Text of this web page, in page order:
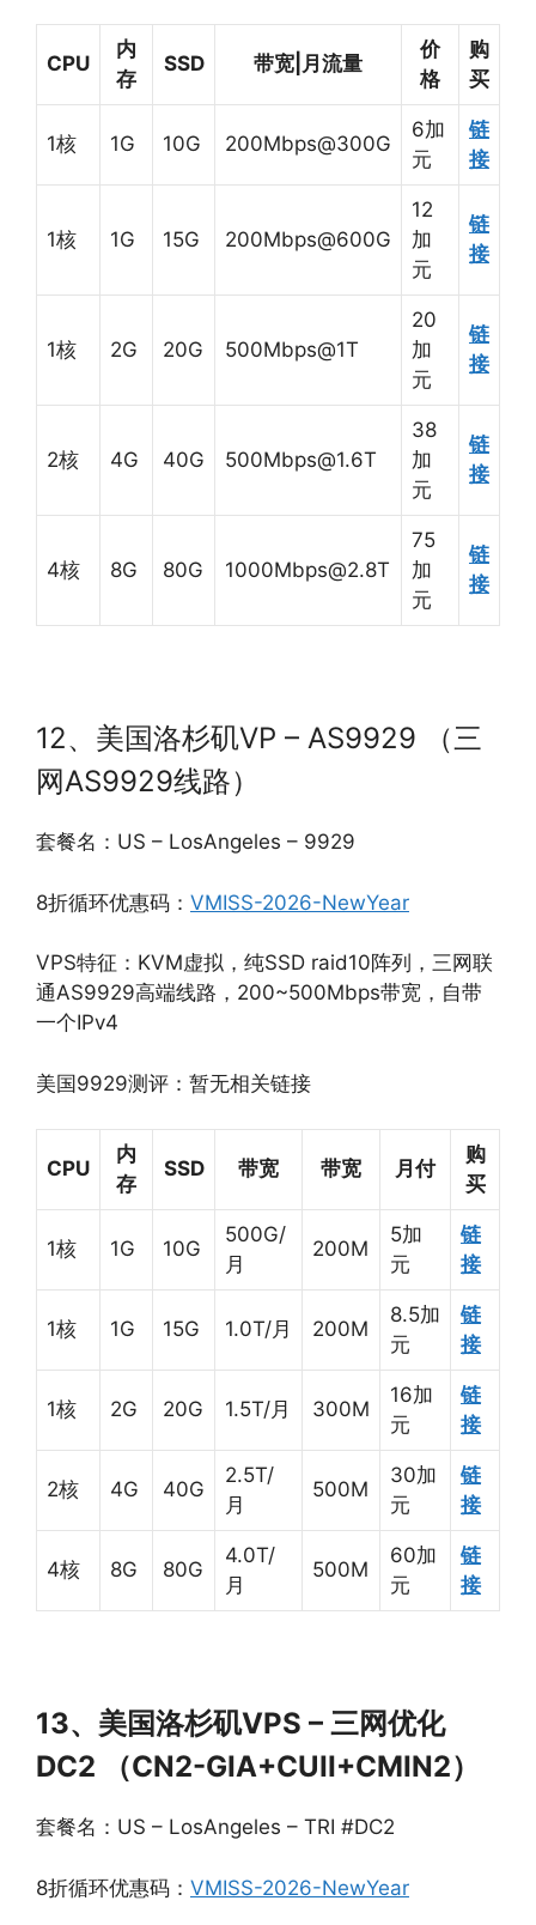
CPU
内
存
SSD 带宽|月流量
价
格
购
买
1核 1G 10G 200Mbps@300G
6加
元
链
接
1核 1G 15G 200Mbps@600G
12
加
元
链
接
1核 2G 20G 500Mbps@1T
20
加
元
链
接
2核 4G 40G 500Mbps@1.6T
38
加
元
链
接
4核 8G 80G 1000Mbps@2.8T
75
加
元
链
接
12、美国洛杉矶VP – AS9929 （三
网AS9929线路）
套餐名：US – LosAngeles – 9929
8折循环优惠码： VMISS-2026-NewYear
VPS特征：KVM虚拟，纯SSD raid10阵列，三网联
通AS9929高端线路，200~500Mbps带宽，自带
一个IPv4
美国9929测评：暂无相关链接
CPU
内
存
SSD 带宽 带宽 月付
购
买
1核 1G 10G
500G/
月
200M
5加
元
链
接
1核 1G 15G 1.0T/月 200M
8.5加
元
链
接
1核 2G 20G 1.5T/月 300M
16加
元
链
接
2核 4G 40G
2.5T/
月
500M
30加
元
链
接
4核 8G 80G
4.0T/
月
500M
60加
元
链
接
13、美国洛杉矶VPS – 三网优化
DC2 （CN2-GIA+CUII+CMIN2）
套餐名：US – LosAngeles – TRI #DC2
8折循环优惠码： VMISS-2026-NewYear